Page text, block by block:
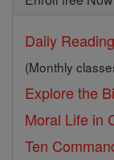
Daily
(Monthly
Explore the
Moral Life in
Ten